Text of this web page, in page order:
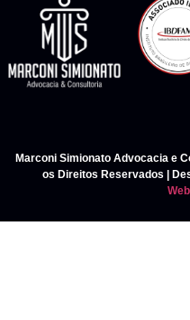
Marconi Simionato Advocacia e
os Direitos Reservados |